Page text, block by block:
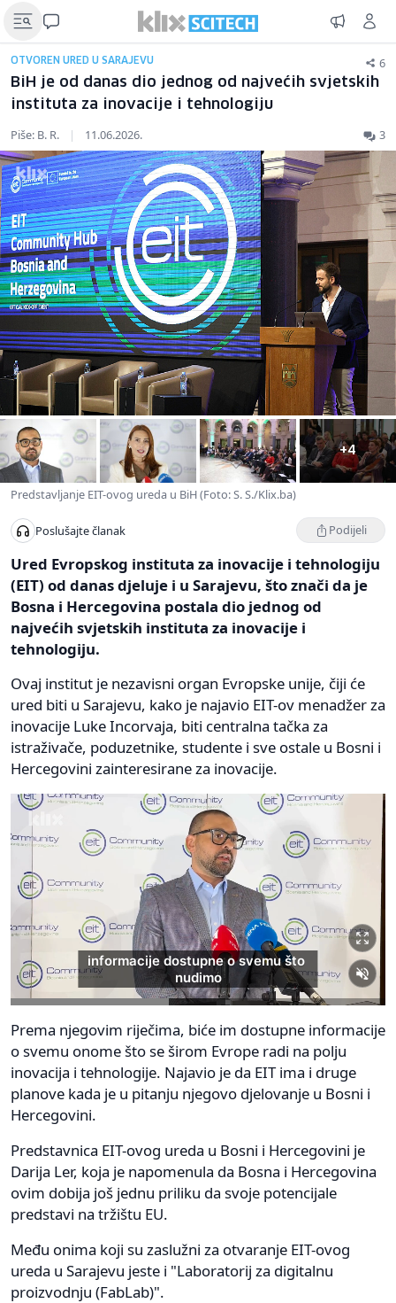
OTVOREN URED U SARAJEVU 6
BiH je od danas dio jednog od najvećih svjetskih
instituta za inovacije i tehnologiju
Piše: B. R. | 11.06.2026. 3
+4
Predstavljanje EIT-ovog ureda u BiH (Foto: S. S./Klix.ba)
Poslušajte članak Podijeli
Ured Evropskog instituta za inovacije i tehnologiju
(EIT) od danas djeluje i u Sarajevu, što znači da je
Bosna i Hercegovina postala dio jednog od
najvećih svjetskih instituta za inovacije i
tehnologiju.
Ovaj institut je nezavisni organ Evropske unije, čiji će
ured biti u Sarajevu, kako je najavio EIT-ov menadžer za
inovacije Luke Incorvaja, biti centralna tačka za
istraživače, poduzetnike, studente i sve ostale u Bosni i
Hercegovini zainteresirane za inovacije.
Prema njegovim riječima, biće im dostupne informacije
o svemu onome što se širom Evrope radi na polju
inovacija i tehnologije. Najavio je da EIT ima i druge
planove kada je u pitanju njegovo djelovanje u Bosni i
Hercegovini.
Predstavnica EIT-ovog ureda u Bosni i Hercegovini je
Darija Ler, koja je napomenula da Bosna i Hercegovina
ovim dobija još jednu priliku da svoje potencijale
predstavi na tržištu EU.
Među onima koji su zaslužni za otvaranje EIT-ovog
ureda u Sarajevu jeste i "Laboratorij za digitalnu
proizvodnju (FabLab)".